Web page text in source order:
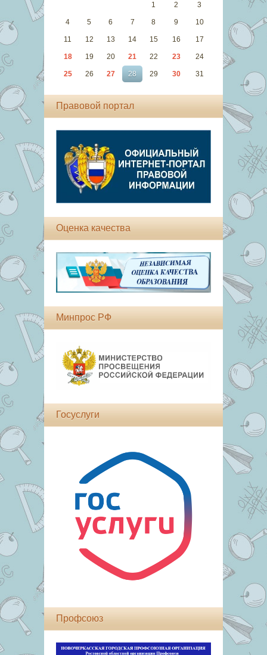
1 2 3
4 5 6 7 8 9 10
11 12 13 14 15 16 17
18 19 20 21 22 23 24
25 26 27 28 29 30 31
Правовой портал
Оценка качества
Минпрос РФ
Госуслуги
Профсоюз